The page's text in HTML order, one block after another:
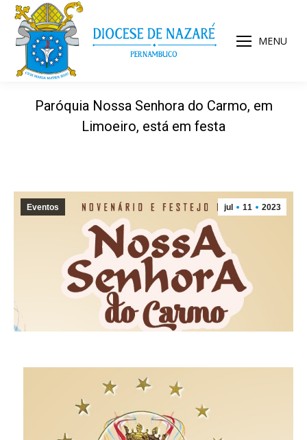
MENU
Paróquia Nossa Senhora do Carmo, em
Limoeiro, está em festa
jul 11 2023
Eventos